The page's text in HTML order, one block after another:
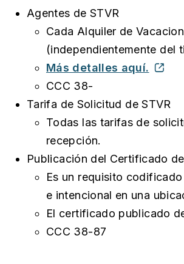
Agentes de STVR
Cada Alquiler de
(independientemente del
Más detalles aquí.
CCC 38-
Tarifa de Solicitud de STVR
Todas las tarifas de
recepción.
Publicación del Certificado
Es un requisito
e intencional en una
El certificado publicado
CCC 38-87